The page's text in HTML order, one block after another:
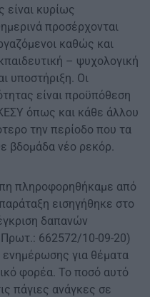
κυρίως
προσέρχονται
καθώς και
– ψυχολογική
υποστήριξη. Οι
είναι προϋπόθεση
όπως και κάθε άλλου
την περίοδο που τα
βδομάδα νέο ρεκόρ.
πληροφορηθήκαμε από
εισηγήθηκε στο
δαπανών
662572/10-09-20)
ενημέρωσης για θέματα
φορέα. Το ποσό αυτό
πάγιες ανάγκες σε